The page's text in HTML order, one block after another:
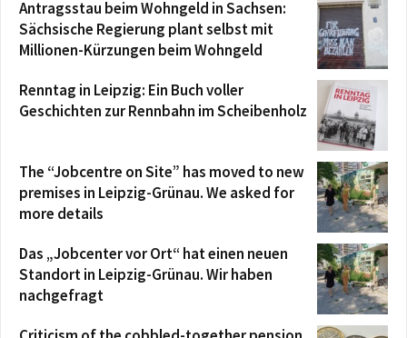
Antragsstau beim Wohngeld in Sachsen:
Sächsische Regierung plant selbst mit
Millionen-Kürzungen beim Wohngeld
Renntag in Leipzig: Ein Buch voller
Geschichten zur Rennbahn im Scheibenholz
The “Jobcentre on Site” has moved to new
premises in Leipzig-Grünau. We asked for
more details
Das „Jobcenter vor Ort“ hat einen neuen
Standort in Leipzig-Grünau. Wir haben
nachgefragt